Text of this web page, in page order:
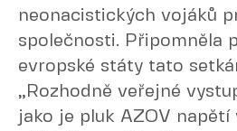
neonacistických vojáků
společnosti. Připomněla
evropské státy tato
„Rozhodně veřejné
jako je pluk AZOV napětí